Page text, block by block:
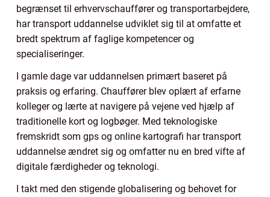
begrænset til erhvervschauffører og transportarbejdere,
har transport uddannelse udviklet sig til at omfatte et
bredt spektrum af faglige kompetencer og
specialiseringer.
I gamle dage var uddannelsen primært baseret på
praksis og erfaring. Chauffører blev oplært af erfarne
kolleger og lærte at navigere på vejene ved hjælp af
traditionelle kort og logbøger. Med teknologiske
fremskridt som gps og online kartografi har transport
uddannelse ændret sig og omfatter nu en bred vifte af
digitale færdigheder og teknologi.
I takt med den stigende globalisering og behovet for